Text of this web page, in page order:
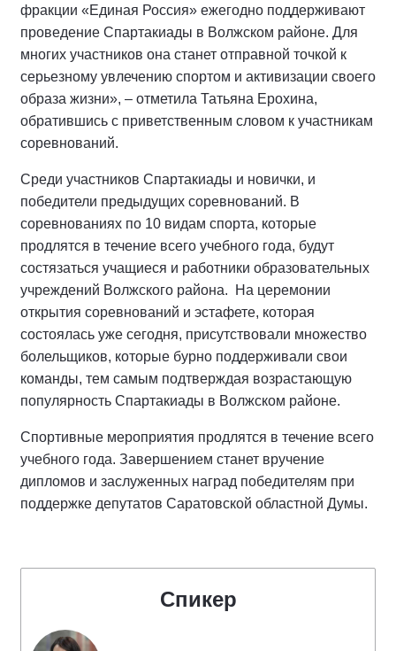
фракции «Единая Россия» ежегодно поддерживают
проведение Спартакиады в Волжском районе. Для
многих участников она станет отправной точкой к
серьезному увлечению спортом и активизации своего
образа жизни», – отметила Татьяна Ерохина,
обратившись с приветственным словом к участникам
соревнований.
Среди участников Спартакиады и новички, и
победители предыдущих соревнований. В
соревнованиях по 10 видам спорта, которые
продлятся в течение всего учебного года, будут
состязаться учащиеся и работники образовательных
учреждений Волжского района. На церемонии
открытия соревнований и эстафете, которая
состоялась уже сегодня, присутствовали множество
болельщиков, которые бурно поддерживали свои
команды, тем самым подтверждая возрастающую
популярность Спартакиады в Волжском районе.
Спортивные мероприятия продлятся в течение всего
учебного года. Завершением станет вручение
дипломов и заслуженных наград победителям при
поддержке депутатов Саратовской областной Думы.
Спикер